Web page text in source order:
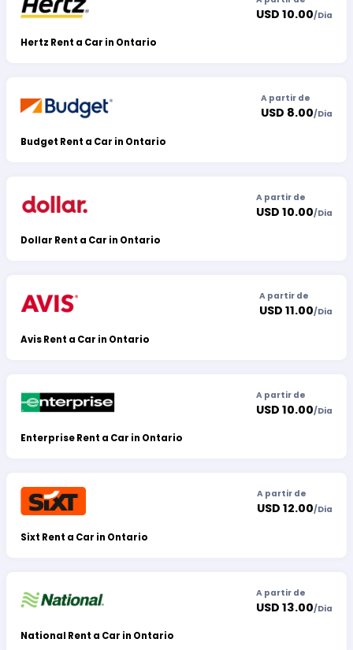
Hertz Rent a Car in Ontario
USD 10.00/Dia
Budget Rent a Car in Ontario
A partir de
USD 8.00/Dia
Dollar Rent a Car in Ontario
A partir de
USD 10.00/Dia
Avis Rent a Car in Ontario
A partir de
USD 11.00/Dia
Enterprise Rent a Car in Ontario
A partir de
USD 10.00/Dia
Sixt Rent a Car in Ontario
A partir de
USD 12.00/Dia
National Rent a Car in Ontario
A partir de
USD 13.00/Dia